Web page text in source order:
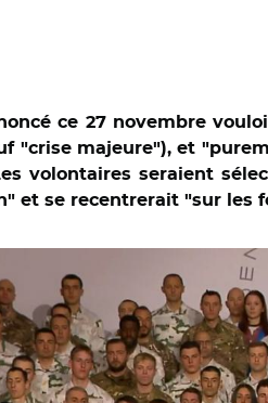
ce 27 novembre
"crise majeure"), et
volontaires seraient
et se recentrerait "sur les